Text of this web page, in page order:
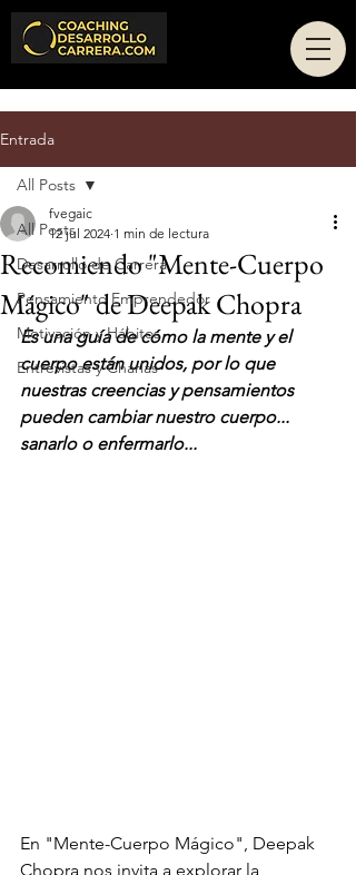
Entrada
All Posts
Desarrollo de Carrera
Pensamiento Emprendedor
Motivación y Hábitos
Entrevistas y Charlas
All Posts
Recomiendo "Mente-Cuerpo
Mágico" de Deepak Chopra
fvegaic
12 jul 2024 1 min de lectura
Es una guía de cómo la mente y el
cuerpo están unidos, por lo que
nuestras creencias y pensamientos
pueden cambiar nuestro cuerpo...
sanarlo o enfermarlo...
En "Mente-Cuerpo Mágico", Deepak
Chopra nos invita a explorar la